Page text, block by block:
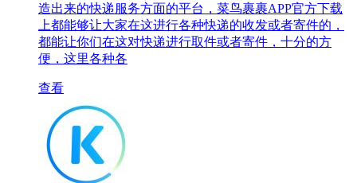
造出来的快递服务方面的平台，菜鸟裹裹APP官方下载
上都能够让大家在这进行各种快递的收发或者寄件的，
都能让你们在这对快递进行取件或者寄件，十分的方
便，这里各种各
查看